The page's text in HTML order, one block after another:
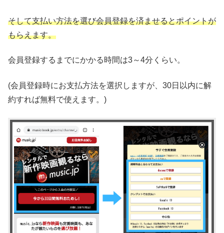
そして支払い方法を選び会員登録を済ませるとポイントが
もらえます。
会員登録するまでにかかる時間は3～4分くらい。
(会員登録時にお支払方法を選択しますが、30日以内に解
約すれば無料で使えます。)